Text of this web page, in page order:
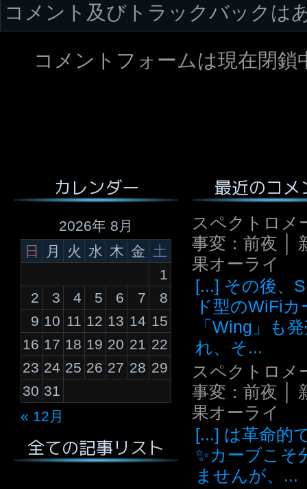
コメント及びトラックバックは
コメントフォームは現在閉鎖
カレンダー
2026年 8月
日
月 火 水 木 金 土
« 12月
1
2
3 4 5 6 7
8
9 10 11 12 13 14 15
16 17 18 19 20 21 22
23 24 25 26 27 28 29
30 31
全ての記事リスト
最近のコメ
スペクトロメ
事変：前夜 │
果オーライ
[...] その後、
ド型のWiFiカ
「Wing」も
れ、そ...
スペクトロメ
事変：前夜 │
果オーライ
[...] は革命的
✨カーブこそ
ませんが、...